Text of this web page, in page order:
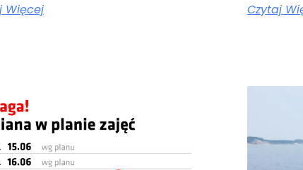
Więcej Czytaj